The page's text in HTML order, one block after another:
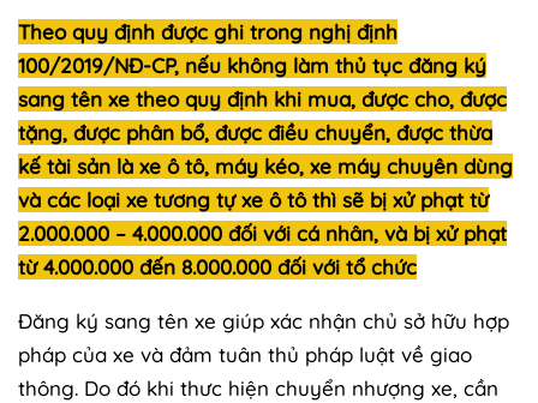
Theo quy định được ghi trong nghị định
100/2019/NĐ-CP, nếu không làm thủ tục đăng ký
sang tên xe theo quy định khi mua, được cho, được
tặng, được phân bổ, được điều chuyển, được thừa
kế tài sản là xe ô tô, máy kéo, xe máy chuyên dùng
và các loại xe tương tự xe ô tô thì sẽ bị xử phạt từ
2.000.000 – 4.000.000 đối với cá nhân, và bị xử phạt
từ 4.000.000 đến 8.000.000 đối với tổ chức
Đăng ký sang tên xe giúp xác nhận chủ sở hữu hợp
pháp của xe và đảm tuân thủ pháp luật về giao
thông. Do đó khi thưc hiện chuyển nhượng xe, cần